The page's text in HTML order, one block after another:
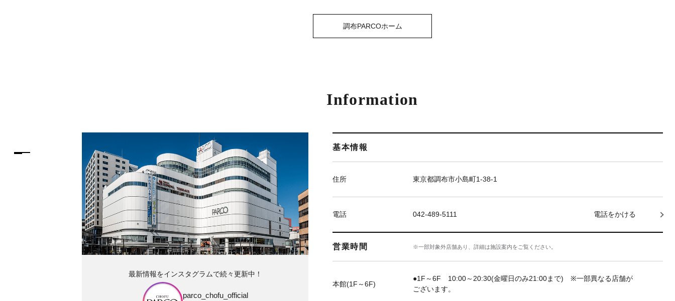
調布PARCOホーム
Information
基本情報
住所 東京都調布市小島町1-38-1
電話 042-489-5111 電話をかける
営業時間 ※一部対象外店舗あり、詳細は施設案内をご覧ください。
本館(1F～6F)
●1F～6F 10:00～20:30(金曜日のみ21:00まで) ※一部異なる店舗が
ございます。
最新情報をインスタグラムで続々更新中！
parco_chofu_official